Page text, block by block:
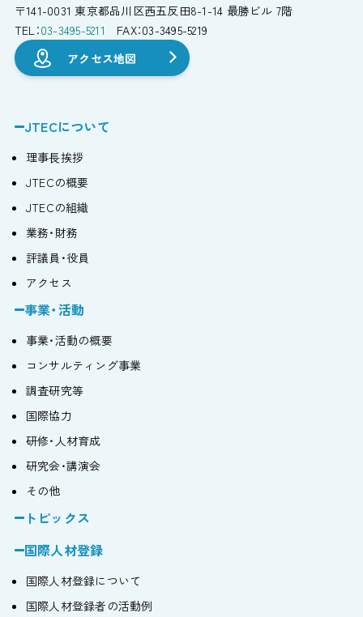
〒141-0031 東京都品川区西五反田8-1-14 最勝ビル 7階
TEL：03-3495-5211 FAX：03-3495-5219
アクセス地図
JTECについて
理事⻑挨拶
JTECの概要
JTECの組織
業務・財務
評議員・役員
アクセス
事業・活動
事業・活動の概要
コンサルティング事業
調査研究等
国際協力
研修・人材育成
研究会・講演会
その他
トピックス
国際人材登録
国際人材登録について
国際人材登録者の活動例